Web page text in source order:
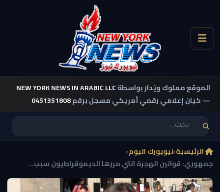
الموقع مملوك ويُدار بواسطةNEW YORK NEWS IN ARABIC LLC
— كيان إعلامي رقمي أمريكي مسجل برقم0451351808
الرئيسية›نيويورك اليوم›
جمهوري: قوانين الهجرة التي مررها الديموقراطيون سبب...